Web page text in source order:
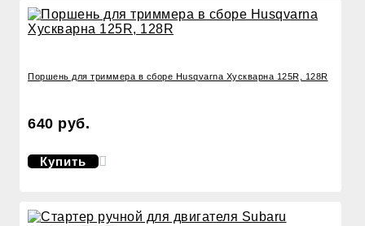
Поршень для триммера в сборе Husqvarna Хускварна 125R, 128R
640 руб.
Купить